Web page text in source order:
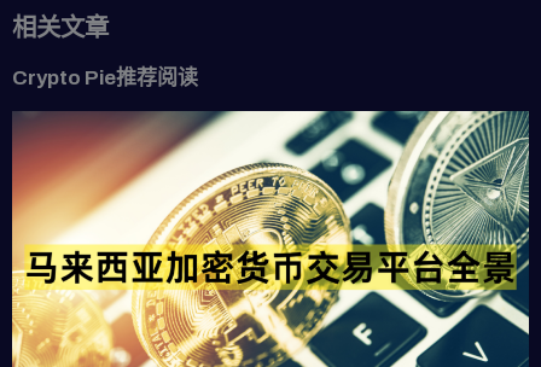
相关文章
Crypto Pie推荐阅读